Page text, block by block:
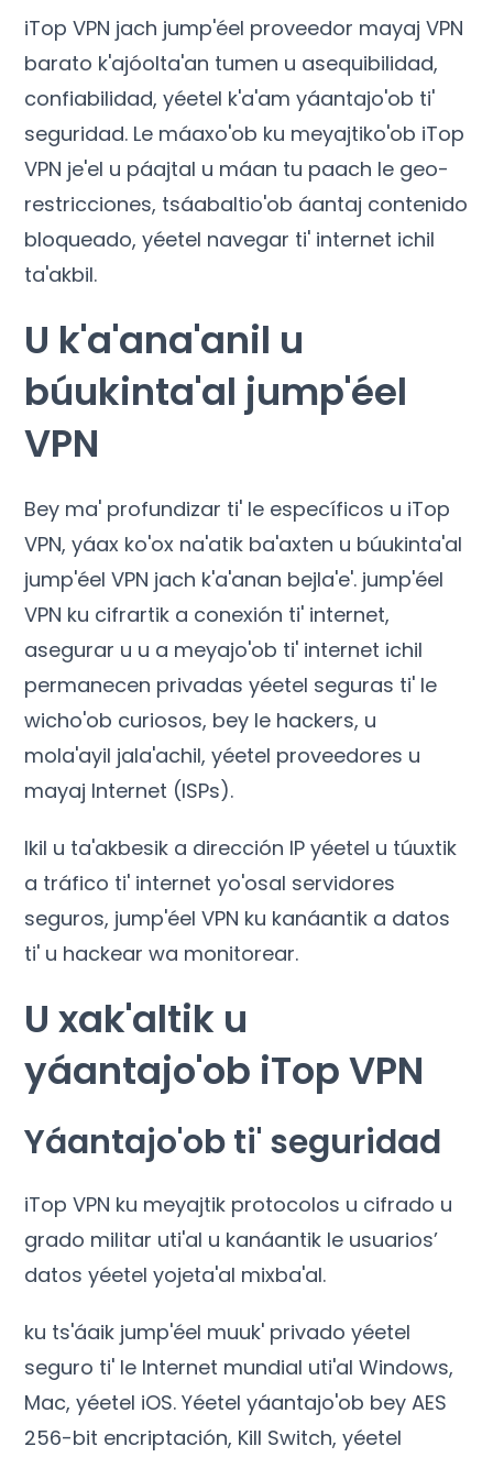
iTop VPN jach jump'éel proveedor mayaj VPN
barato k'ajóolta'an tumen u asequibilidad,
confiabilidad, yéetel k'a'am yáantajo'ob ti'
seguridad. Le máaxo'ob ku meyajtiko'ob iTop
VPN je'el u páajtal u máan tu paach le geo-
restricciones, tsáabaltio'ob áantaj contenido
bloqueado, yéetel navegar ti' internet ichil
ta'akbil.
U k'a'ana'anil u
búukinta'al jump'éel
VPN
Bey ma' profundizar ti' le específicos u iTop
VPN, yáax ko'ox na'atik ba'axten u búukinta'al
jump'éel VPN jach k'a'anan bejla'e'. jump'éel
VPN ku cifrartik a conexión ti' internet,
asegurar u u a meyajo'ob ti' internet ichil
permanecen privadas yéetel seguras ti' le
wicho'ob curiosos, bey le hackers, u
mola'ayil jala'achil, yéetel proveedores u
mayaj Internet (ISPs).
Ikil u ta'akbesik a dirección IP yéetel u túuxtik
a tráfico ti' internet yo'osal servidores
seguros, jump'éel VPN ku kanáantik a datos
ti' u hackear wa monitorear.
U xak'altik u
yáantajo'ob iTop VPN
Yáantajo'ob ti' seguridad
iTop VPN ku meyajtik protocolos u cifrado u
grado militar uti'al u kanáantik le usuarios’
datos yéetel yojeta'al mixba'al.
ku ts'áaik jump'éel muuk' privado yéetel
seguro ti' le Internet mundial uti'al Windows,
Mac, yéetel iOS. Yéetel yáantajo'ob bey AES
256-bit encriptación, Kill Switch, yéetel